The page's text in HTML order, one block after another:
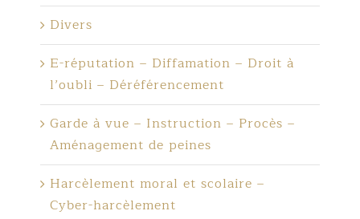
Divers
E-réputation – Diffamation – Droit à
l’oubli – Déréférencement
Garde à vue – Instruction – Procès –
Aménagement de peines
Harcèlement moral et scolaire –
Cyber-harcèlement